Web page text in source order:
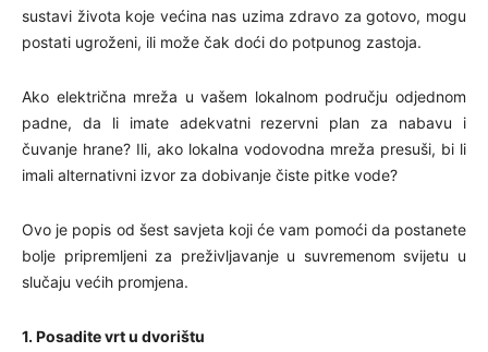
sustavi života koje većina nas uzima zdravo za gotovo, mogu
postati ugroženi, ili može čak doći do potpunog zastoja.
Ako električna mreža u vašem lokalnom području odjednom
padne, da li imate adekvatni rezervni plan za nabavu i
čuvanje hrane? Ili, ako lokalna vodovodna mreža presuši, bi li
imali alternativni izvor za dobivanje čiste pitke vode?
Ovo je popis od šest savjeta koji će vam pomoći da postanete
bolje pripremljeni za preživljavanje u suvremenom svijetu u
slučaju većih promjena.
1. Posadite vrt u dvorištu